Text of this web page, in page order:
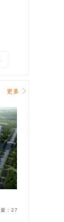
更多
：27